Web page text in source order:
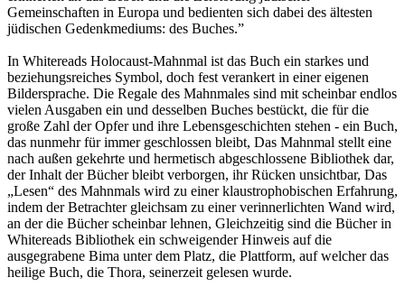
Gemeinschaften in Europa und bedienten sich dabei des ältesten
jüdischen Gedenkmediums: des Buches.”
In Whitereads Holocaust-Mahnmal ist das Buch ein starkes und
beziehungsreiches Symbol, doch fest verankert in einer eigenen
Bildersprache. Die Regale des Mahnmales sind mit scheinbar endlos
vielen Ausgaben ein und desselben Buches bestückt, die für die
große Zahl der Opfer und ihre Lebensgeschichten stehen - ein Buch,
das nunmehr für immer geschlossen bleibt, Das Mahnmal stellt eine
nach außen gekehrte und hermetisch abgeschlossene Bibliothek dar,
der Inhalt der Bücher bleibt verborgen, ihr Rücken unsichtbar, Das
„Lesen“ des Mahnmals wird zu einer klaustrophobischen Erfahrung,
indem der Betrachter gleichsam zu einer verinnerlichten Wand wird,
an der die Bücher scheinbar lehnen, Gleichzeitig sind die Bücher in
Whitereads Bibliothek ein schweigender Hinweis auf die
ausgegrabene Bima unter dem Platz, die Plattform, auf welcher das
heilige Buch, die Thora, seinerzeit gelesen wurde.